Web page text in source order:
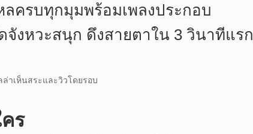
ลครบทุกมุมพร้อมเพลงประกอบ
จังหวะสนุก ดึงสายตาใน 3 วินาทีแรก
าเห็นสระและวิวโดยรอบ
ร